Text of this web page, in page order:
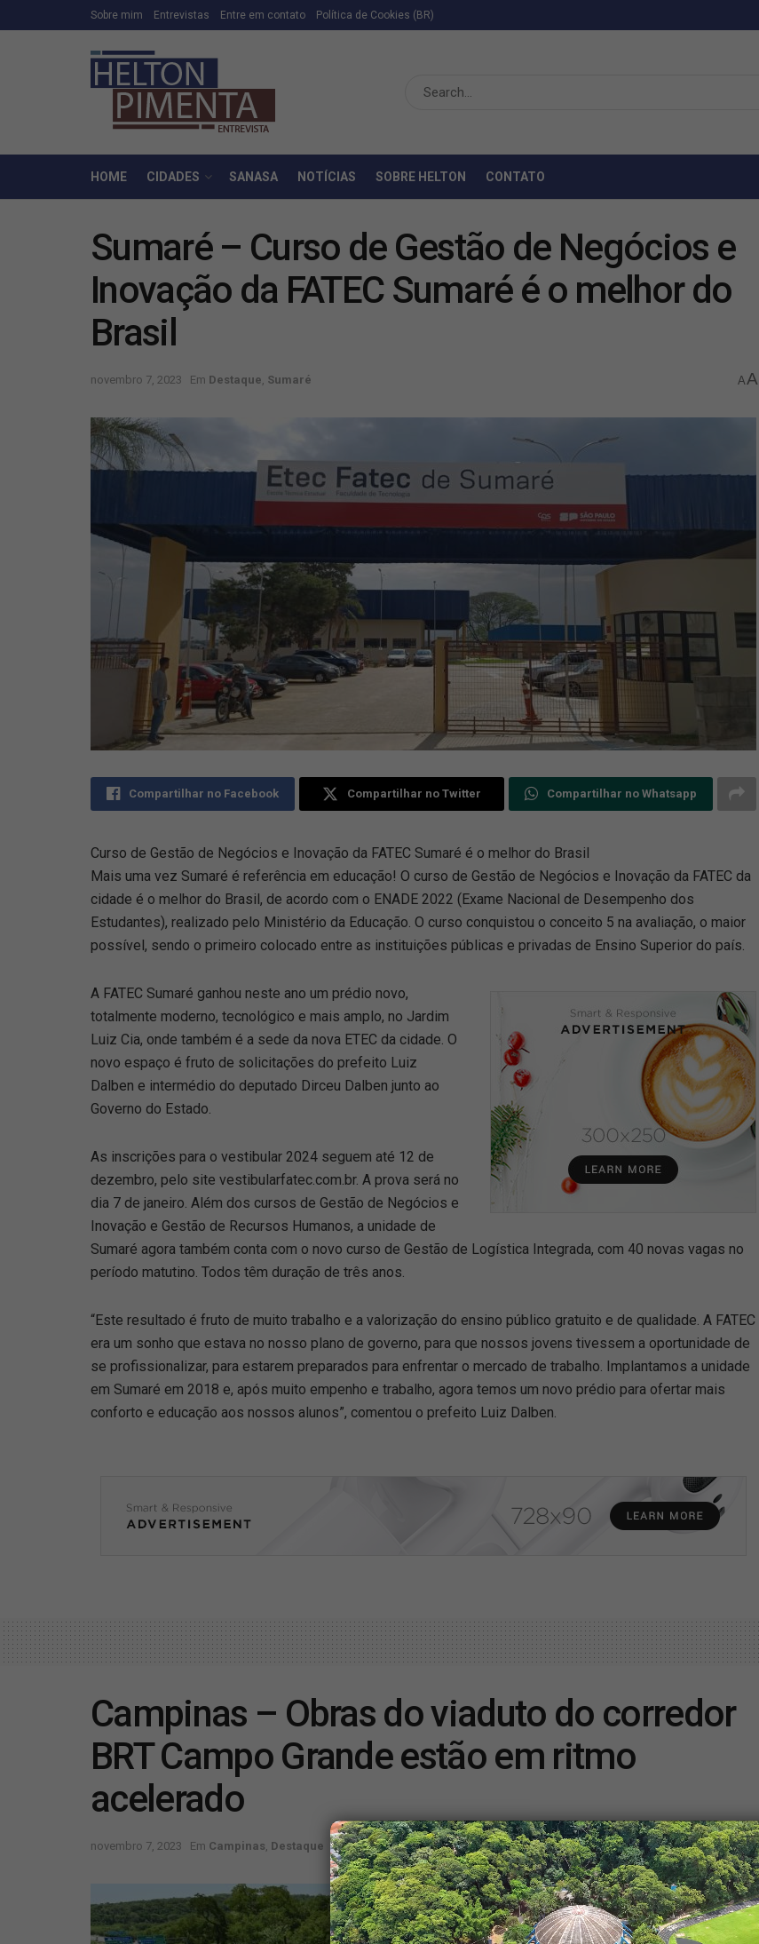
Sobre mim Entrevistas Entre em contato Política de Cookies (BR)
HOME CIDADES SANASA NOTÍCIAS SOBRE HELTON CONTATO
Sumaré – Curso de Gestão de Negócios e
Inovação da FATEC Sumaré é o melhor do
Brasil
novembro 7, 2023 Em Destaque Sumaré A A
Compartilhar no Facebook Compartilhar no Twitter Compartilhar no Whatsapp
Curso de Gestão de Negócios e Inovação da FATEC Sumaré é o melhor do Brasil
Mais uma vez Sumaré é referência em educação! O curso de Gestão de Negócios e Inovação da FATEC da
cidade é o melhor do Brasil, de acordo com o ENADE 2022 (Exame Nacional de Desempenho dos
Estudantes), realizado pelo Ministério da Educação. O curso conquistou o conceito 5 na avaliação, o maior
possível, sendo o primeiro colocado entre as instituições públicas e privadas de Ensino Superior do país.
A FATEC Sumaré ganhou neste ano um prédio novo,
totalmente moderno, tecnológico e mais amplo, no Jardim
Luiz Cia, onde também é a sede da nova ETEC da cidade. O
novo espaço é fruto de solicitações do prefeito Luiz
Dalben e intermédio do deputado Dirceu Dalben junto ao
Governo do Estado.
As inscrições para o vestibular 2024 seguem até 12 de
dezembro, pelo site vestibularfatec.com.br. A prova será no
dia 7 de janeiro. Além dos cursos de Gestão de Negócios e
Inovação e Gestão de Recursos Humanos, a unidade de
Sumaré agora também conta com o novo curso de Gestão de Logística Integrada, com 40 novas vagas no
período matutino. Todos têm duração de três anos.
“Este resultado é fruto de muito trabalho e a valorização do ensino público gratuito e de qualidade. A FATEC
era um sonho que estava no nosso plano de governo, para que nossos jovens tivessem a oportunidade de
se profissionalizar, para estarem preparados para enfrentar o mercado de trabalho. Implantamos a unidade
em Sumaré em 2018 e, após muito empenho e trabalho, agora temos um novo prédio para ofertar mais
conforto e educação aos nossos alunos”, comentou o prefeito Luiz Dalben.
Campinas – Obras do viaduto do corredor
BRT Campo Grande estão em ritmo
acelerado
novembro 7, 2023 Em Campinas Destaque AA